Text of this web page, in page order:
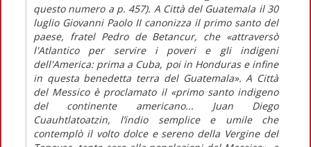
questo numero a p. 457). A Città del Guatemala il 30
luglio Giovanni Paolo II canonizza il primo santo del
paese, fratel Pedro de Betancur, che «attraversò
l'Atlantico per servire i poveri e gli indigeni
dell'America: prima a Cuba, poi in Honduras e infine
in questa benedetta terra del Guatemala». A Città
del Messico è proclamato il «primo santo indigeno
del continente americano... Juan Diego
Cuauhtlatoatzin, l’indio semplice e umile che
contemplò il volto dolce e sereno della Vergine del